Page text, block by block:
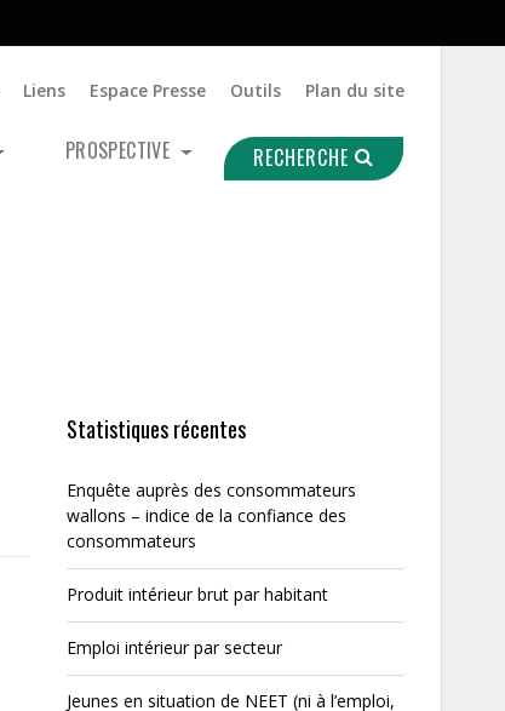
Liens Espace Presse Outils Plan du site
PROSPECTIVE RECHERCHE
Statistiques récentes
Enquête auprès des consommateurs
wallons – indice de la confiance des
consommateurs
Produit intérieur brut par habitant
Emploi intérieur par secteur
Jeunes en situation de NEET (ni à l’emploi,